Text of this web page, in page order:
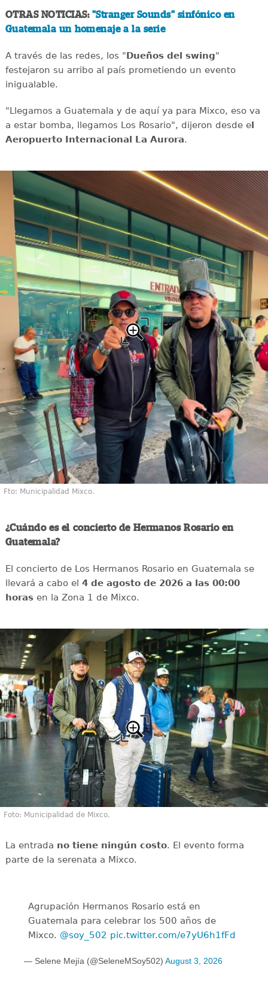
OTRAS NOTICIAS: "Stranger Sounds" sinfónico en
Guatemala un homenaje a la serie
A través de las redes, los "Dueños del swing"
festejaron su arribo al país prometiendo un evento
inigualable.
"Llegamos a Guatemala y de aquí ya para Mixco, eso va
a estar bomba, llegamos Los Rosario", dijeron desde el
Aeropuerto Internacional La Aurora.
Fto: Municipalidad Mixco.
¿Cuándo es el concierto de Hermanos Rosario en
Guatemala?
El concierto de Los Hermanos Rosario en Guatemala se
llevará a cabo el 4 de agosto de 2026 a las 00:00
horasen la Zona 1 de Mixco.
Foto: Municipalidad de Mixco.
La entrada no tiene ningún costo. El evento forma
parte de la serenata a Mixco.
Agrupación Hermanos Rosario está en
Guatemala para celebrar los 500 años de
Mixco. @soy_502 pic.twitter.com/e7yU6h1fFd
— Selene Mejía (@SeleneMSoy502) August 3, 2026